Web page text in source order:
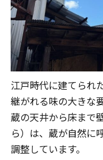
江戸時代に建てられ
継がれる味の大きな
蔵の天井から床まで
ら）は、蔵が自然に
調整しています。